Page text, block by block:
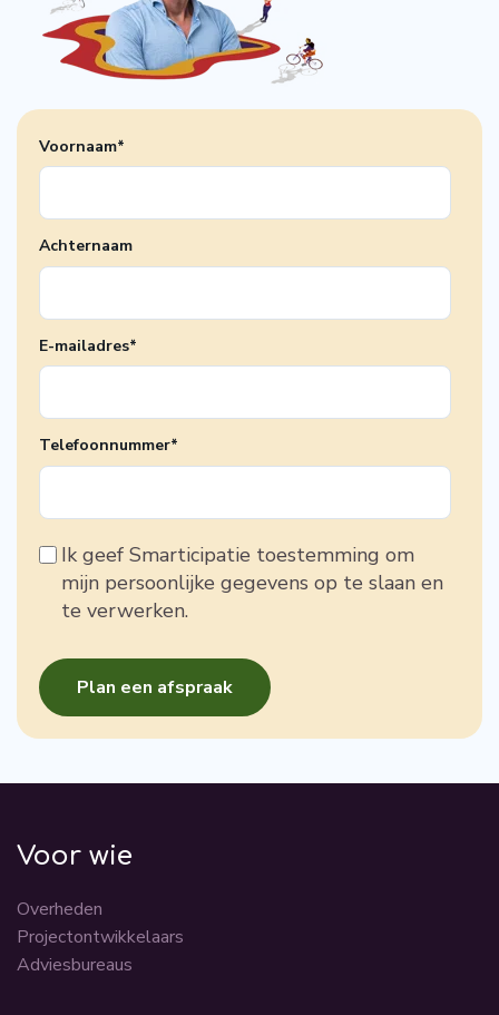
Voornaam*
Achternaam
E-mailadres*
Telefoonnummer*
Ik geef Smarticipatie toestemming om
mijn persoonlijke gegevens op te slaan en
te verwerken.
Voor wie
Overheden
Projectontwikkelaars
Adviesbureaus